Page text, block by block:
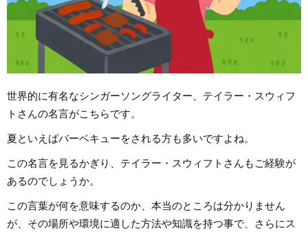
世界的に有名なシンガーソングライター、テイラー・スウィフ
トさんの名言がこちらです。
夏といえばバーベキューをされる方も多いですよね。
この名言を見るかぎり、テイラー・スウィフトさんもご経験が
あるのでしょうか。
この言葉が何を意味するのか、本当のところは分かりません
が、その場所や環境に適した方法や知識を持つ事で、さらにス